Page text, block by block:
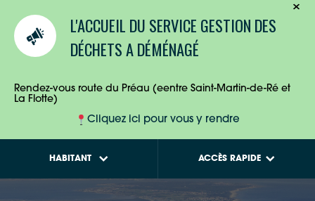
L'ACCUEIL DU SERVICE GESTION DES
DÉCHETS A DÉMÉNAGÉ
Rendez-vous route du Préau (eentre Saint-Martin-de-Ré et
La Flotte)
Cliquez ici pour vous y rendre
HABITANT
ENTREPRISES
collecte des déchets
ACCÈS RAPIDE